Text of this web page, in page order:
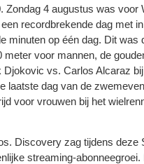
Zondag 4 augustus was voor
recordbrekende dag met
minuten op één dag. Dit was
meter voor mannen, de
Djokovic vs. Carlos Alcaraz
laatste dag van de
voor vrouwen bij het
Discovery zag tijdens deze
streaming-